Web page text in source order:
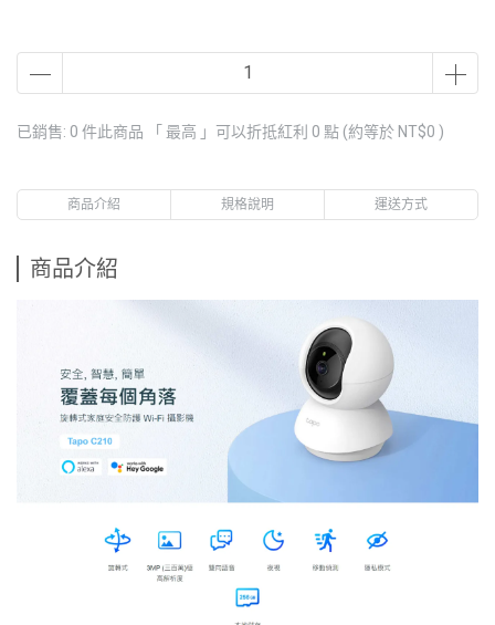
已銷售: 0 件此商品 「 最高 」可以折抵紅利0 點 (約等於NT$0)
商品介紹 規格說明 運送方式
商品介紹